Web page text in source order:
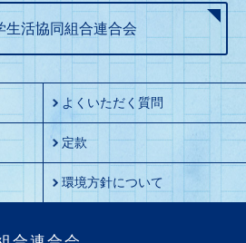
生活協同組合連合会
よくいただく質問
定款
環境方針について